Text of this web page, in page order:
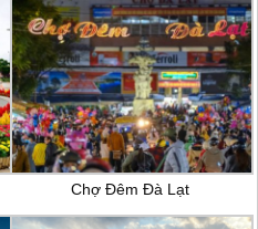
Chợ Đêm Đà Lạt